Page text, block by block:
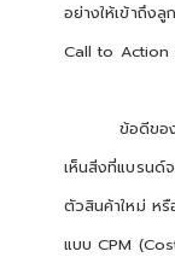
อย่างให้เข้าถึง
Call to Action
ข้อดีขอ
เห็นสิ่งที่แบรนด์
ตัวสินค้าใหม่ ห
แบบ CPM